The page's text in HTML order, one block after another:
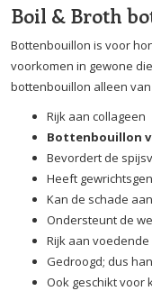
Boil & Broth
Bottenbouillon is voor
voorkomen in gewone
bottenbouillon alleen
Rijk aan collageen
Bottenbouillon
Bevordert de
Heeft
Kan de schade
Ondersteunt de
Rijk aan
Gedroogd; dus
Ook geschikt voor